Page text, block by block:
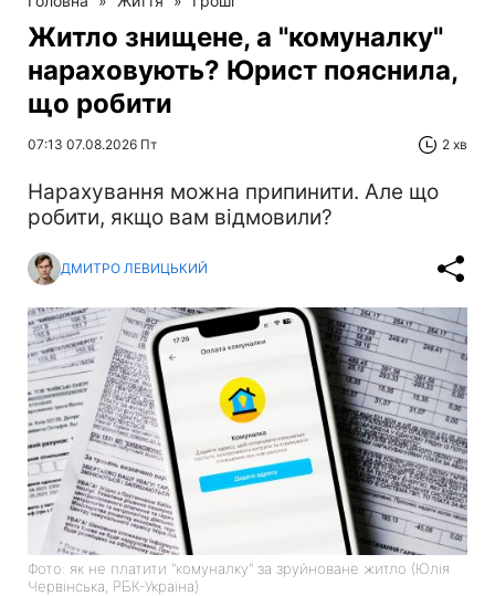
Житло знищене, а "комуналку"
нараховують? Юрист пояснила,
що робити
07:13 07.08.2026 Пт 2 хв
Нарахування можна припинити. Але що
робити, якщо вам відмовили?
ДМИТРО ЛЕВИЦЬКИЙ
Фото: як не платити "комуналку" за зруйноване житло (Юлія
Червінська, РБК-Україна)